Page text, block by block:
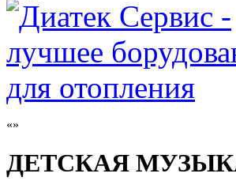
ДЕТСКАЯ